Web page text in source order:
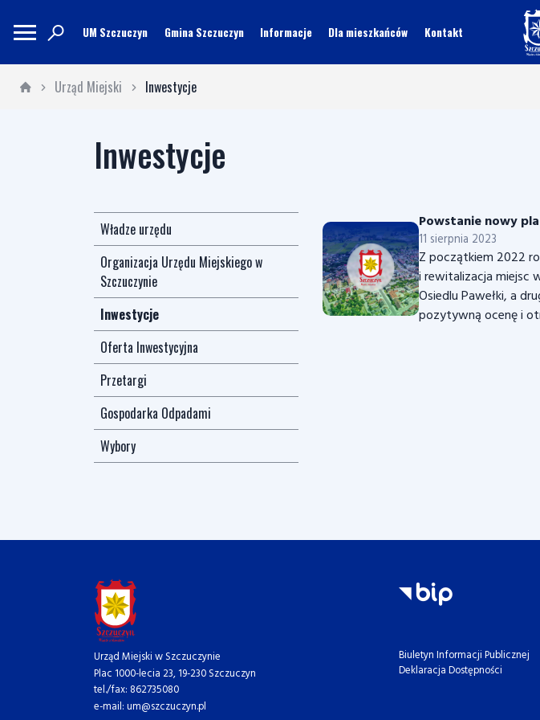
UM Szczuczyn Gmina Szczuczyn Informacje Dla mieszkańców Kontakt
Urząd Miejski Inwestycje
Inwestycje
Władze urzędu
Organizacja Urzędu Miejskiego w
Szczuczynie
Inwestycje
Oferta Inwestycyjna
Przetargi
Gospodarka Odpadami
Wybory
Powstanie nowy
11 sierpnia 2023
Z początkiem 2022
i rewitalizacja miejsc
Osiedlu Pawełki, a
pozytywną ocenę i
Urząd Miejski w Szczuczynie
Plac 1000-lecia 23, 19-230 Szczuczyn
tel./fax: 862735080
e-mail: um@szczuczyn.pl
Biuletyn Informacji Publicznej
Deklaracja Dostępności